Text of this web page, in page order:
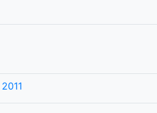
2011